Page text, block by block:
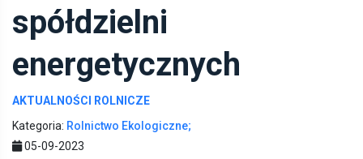
spółdzielni
energetycznych
AKTUALNOŚCI ROLNICZE
Kategoria: Rolnictwo Ekologiczne;
05-09-2023